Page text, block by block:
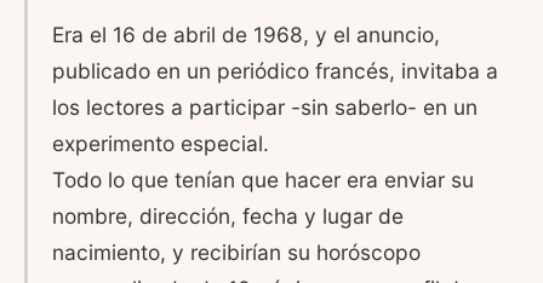
Era el 16 de abril de 1968, y el anuncio,
publicado en un periódico francés, invitaba a
los lectores a participar -sin saberlo- en un
experimento especial.
Todo lo que tenían que hacer era enviar su
nombre, dirección, fecha y lugar de
nacimiento, y recibirían su horóscopo